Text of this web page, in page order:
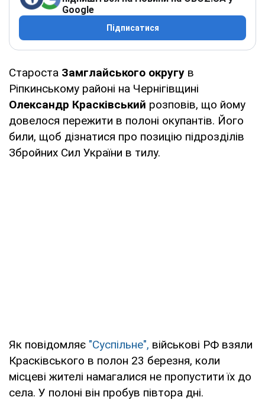
Google
Підписатися
Староста Замглайського округу в
Ріпкинському районі на Чернігівщині
Олександр Красківський розповів, що йому
довелося пережити в полоні окупантів. Його
били, щоб дізнатися про позицію підрозділів
Збройних Сил України в тилу.
Як повідомляє "Суспільне", військові РФ взяли
Красківського в полон 23 березня, коли
місцеві жителі намагалися не пропустити їх до
села. У полоні він пробув півтора дні.